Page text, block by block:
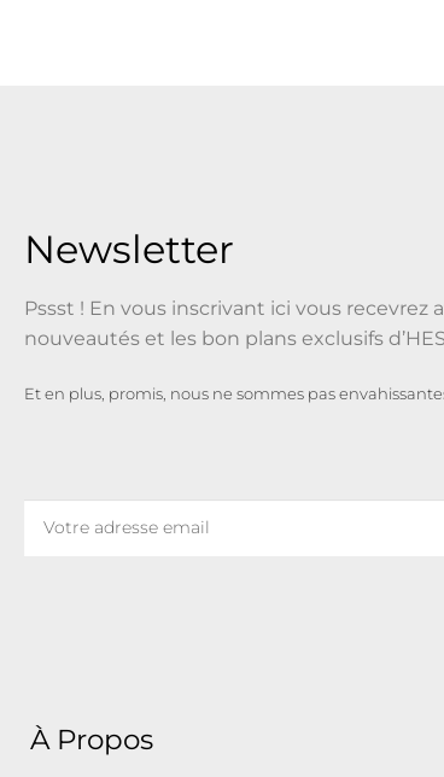
Newsletter
Pssst ! En vous inscrivant ici vous
nouveautés et les bon plans exclusifs
Et en plus, promis, nous ne sommes pas
À Propos